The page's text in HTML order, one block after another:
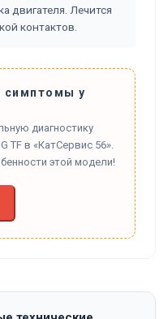
двигателя. Лечится
контактов.
симптомы у
диагностику
TF в «КатСервис 56».
этой модели!